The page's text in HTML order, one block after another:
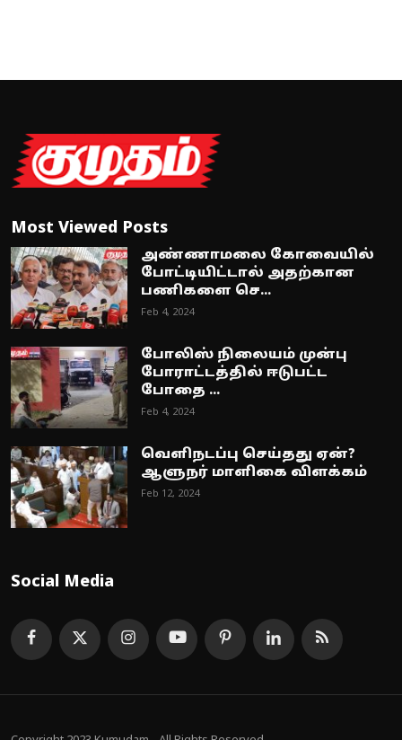
Most Viewed Posts
அண்ணாமலை கோவையில்
போட்டியிட்டால் அதற்கான
பணிகளை செ...
Feb 4, 2024
போலிஸ் நிலையம் முன்பு
போராட்டத்தில் ஈடுபட்ட
போதை ...
Feb 4, 2024
வெளிநடப்பு செய்தது ஏன்?
ஆளுநர் மாளிகை விளக்கம்
Feb 12, 2024
Social Media